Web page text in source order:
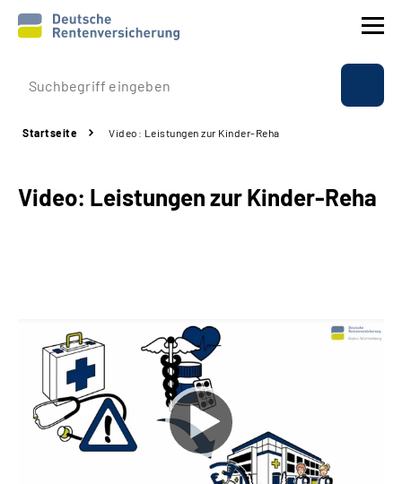
Prävention
Rente
Über uns & Presse
Online-Services
Suche
Startseite Video: Leistungen zur Kinder-Reha
Video: Leistungen zur Kinder-Reha